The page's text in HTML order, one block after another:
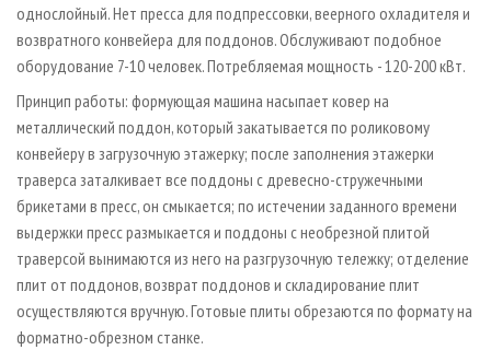
однослойный. Нет пресса для подпрессовки, веерного охладителя и
возвратного конвейера для поддонов. Обслуживают подобное
оборудование 7-10 человек. Потребляемая мощность - 120-200 кВт.
Принцип работы: формующая машина насыпает ковер на
металлический поддон, который закатывается по роликовому
конвейеру в загрузочную этажерку; после заполнения этажерки
траверса заталкивает все поддоны с древесно-стружечными
брикетами в пресс, он смыкается; по истечении заданного времени
выдержки пресс размыкается и поддоны с необрезной плитой
траверсой вынимаются из него на разгрузочную тележку; отделение
плит от поддонов, возврат поддонов и складирование плит
осуществляются вручную. Готовые плиты обрезаются по формату на
форматно-обрезном станке.